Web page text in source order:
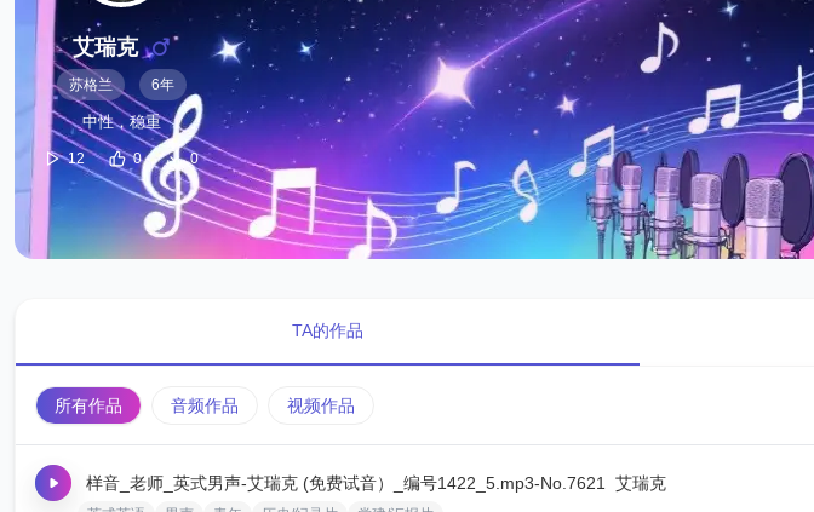
艾瑞克
苏格兰 6年
中性，稳重
12 0 0
TA的作品
所有作品 音频作品 视频作品
样音_老师_英式男声-艾瑞克 (免费试音）_编号1422_5.mp3-No.7621 艾瑞克